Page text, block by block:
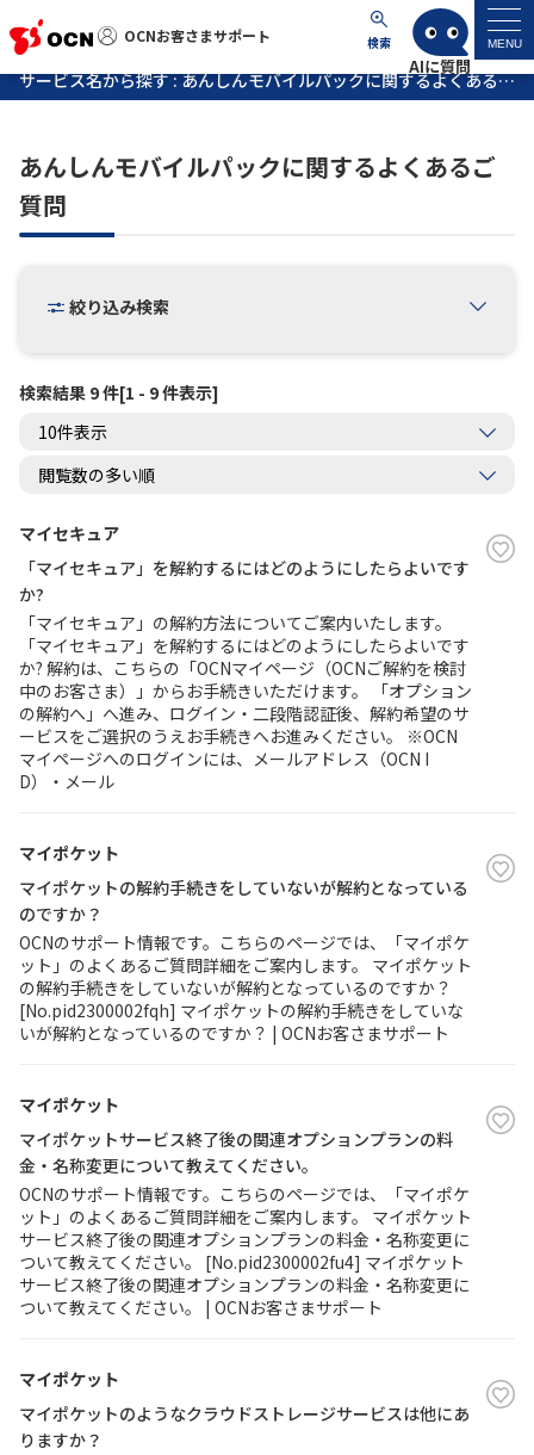
OCNお客さまサポート 検索 MENU
OCNお客さまサポート
マイページ
サポートトップ
よくあるご質問
工事・故障情報
お問い合わせ
お知らせ サポートサイトの使い方
NTTドコモビジネスのお客さ
まはこちら
工事・故障情報通知
サービス
サービス名から探す : あんしんモバイルパックに関するよくあるご質問
あんしんモバイルパックに関するよくあるご
質問
絞り込み検索
検索結果 9 件[1 - 9 件表示]
マイセキュア
「マイセキュア」を解約するにはどのようにしたらよいです
か?
「マイセキュア」の解約方法についてご案内いたします。
「マイセキュア」を解約するにはどのようにしたらよいです
か? 解約は、こちらの「OCNマイページ（OCNご解約を検討
中のお客さま）」からお手続きいただけます。 「オプション
の解約へ」へ進み、ログイン・二段階認証後、解約希望のサ
ービスをご選択のうえお手続きへお進みください。 ※OCN
マイページへのログインには、メールアドレス（OCN I
D）・メール
マイポケット
マイポケットの解約手続きをしていないが解約となっている
のですか？
OCNのサポート情報です。こちらのページでは、「マイポケ
ット」のよくあるご質問詳細をご案内します。 マイポケット
の解約手続きをしていないが解約となっているのですか？
[No.pid2300002fqh] マイポケットの解約手続きをしていな
いが解約となっているのですか？ | OCNお客さまサポート
マイポケット
マイポケットサービス終了後の関連オプションプランの料
金・名称変更について教えてください。
OCNのサポート情報です。こちらのページでは、「マイポケ
ット」のよくあるご質問詳細をご案内します。 マイポケット
サービス終了後の関連オプションプランの料金・名称変更に
ついて教えてください。 [No.pid2300002fu4] マイポケット
サービス終了後の関連オプションプランの料金・名称変更に
ついて教えてください。 | OCNお客さまサポート
マイポケット
マイポケットのようなクラウドストレージサービスは他にあ
りますか？